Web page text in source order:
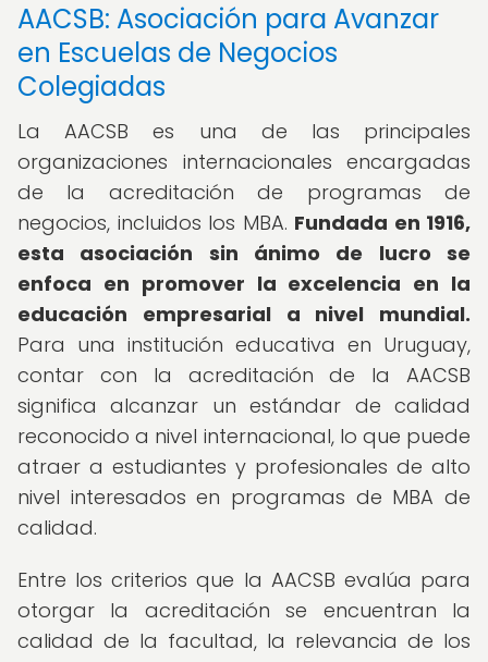
AACSB: Asociación para Avanzar
en Escuelas de Negocios
Colegiadas
La AACSB es una de las principales
organizaciones internacionales encargadas
de la acreditación de programas de
negocios, incluidos los MBA. Fundada en 1916,
esta asociación sin ánimo de lucro se
enfoca en promover la excelencia en la
educación empresarial a nivel mundial.
Para una institución educativa en Uruguay,
contar con la acreditación de la AACSB
significa alcanzar un estándar de calidad
reconocido a nivel internacional, lo que puede
atraer a estudiantes y profesionales de alto
nivel interesados en programas de MBA de
calidad.
Entre los criterios que la AACSB evalúa para
otorgar la acreditación se encuentran la
calidad de la facultad, la relevancia de los